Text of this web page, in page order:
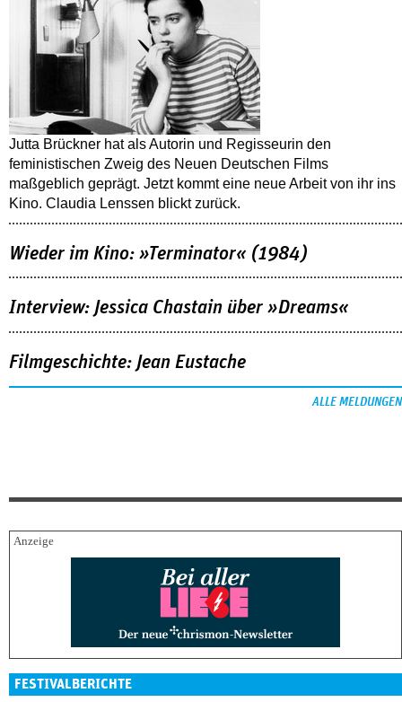
Jutta Brückner hat als Autorin und Regisseurin den
feministischen Zweig des Neuen Deutschen Films
maßgeblich geprägt. Jetzt kommt eine neue Arbeit von ihr ins
Kino. Claudia Lenssen blickt zurück.
Wieder im Kino: »Terminator« (1984)
Interview: Jessica Chastain über »Dreams«
Filmgeschichte: Jean Eustache
ALLE MELDUNGEN
FESTIVALBERICHTE